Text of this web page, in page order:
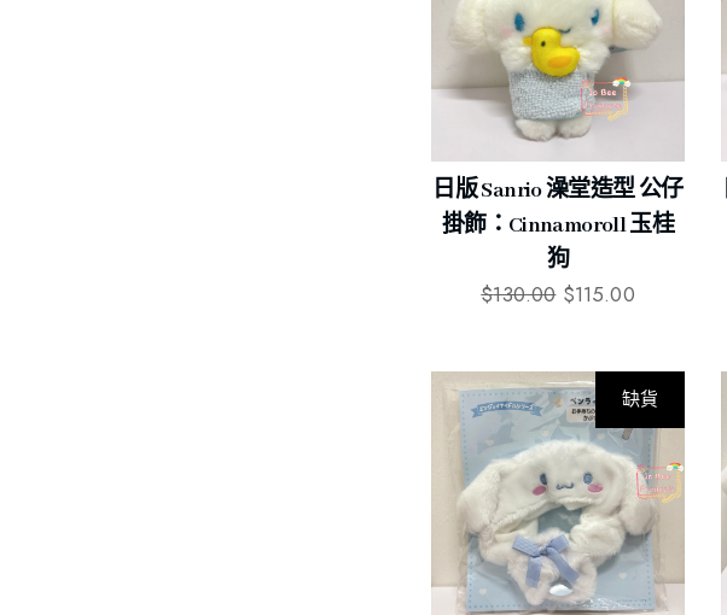
日版 Sanrio 澡堂造型 公仔
掛飾：Cinnamoroll 玉桂
狗
$130.00 $115.00
缺貨
-18%